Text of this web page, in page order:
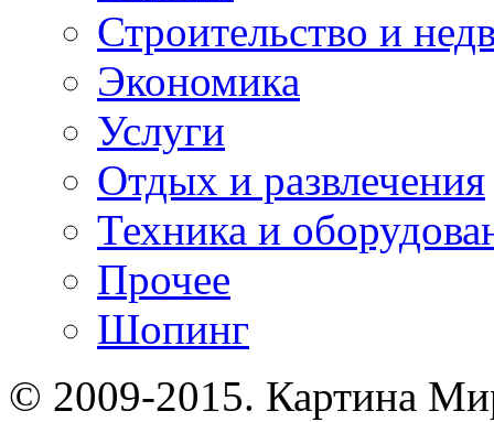
Строительство и
Экономика
Услуги
Отдых и развлечения
Техника и
Прочее
Шопинг
© 2009-2015. Картина